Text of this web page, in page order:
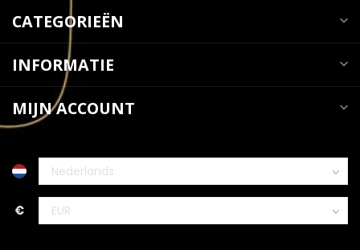
CATEGORIEËN
INFORMATIE
MIJN ACCOUNT
€